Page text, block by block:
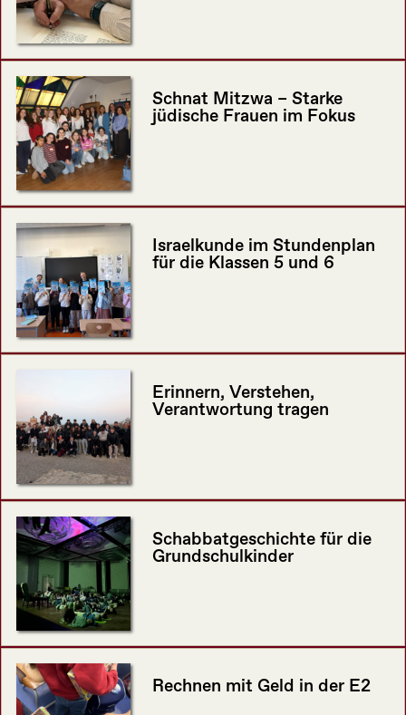
Schnat Mitzwa – Starke
jüdische Frauen im Fokus
Israelkunde im Stundenplan
für die Klassen 5 und 6
Erinnern, Verstehen,
Verantwortung tragen
Schabbatgeschichte für die
Grundschulkinder
Rechnen mit Geld in der E2